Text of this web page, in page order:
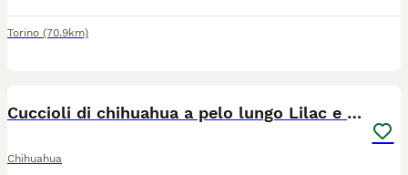
Torino (70.9km)
Cuccioli di chihuahua a pelo lungo Lilac e Blu
Chihuahua